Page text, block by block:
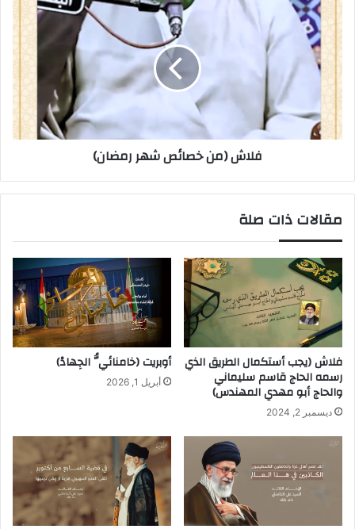
فلاش (من خصائص شهر رمضان)
مقالات ذات صلة
فلاش (يجب أستكمال الطريق الذي
رسمه الحاج قاسم سليماني
والحاج أبو مهدي المهندس)‍‍
ديسمبر 2, 2024
أوبريت (خامنائيُّ الجِهادْ)
أبريل 1, 2026